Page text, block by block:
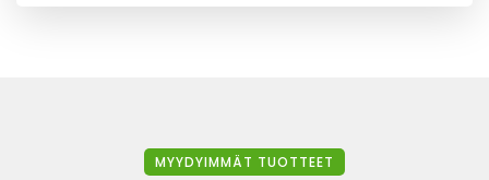
MYYDYIMMÄT TUOTTEET